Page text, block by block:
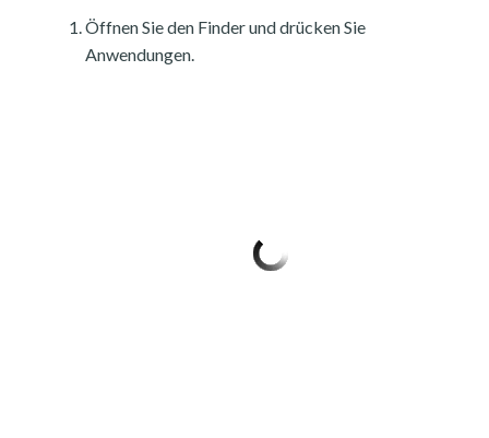
Öffnen Sie den Finder und drücken Sie
Anwendungen.